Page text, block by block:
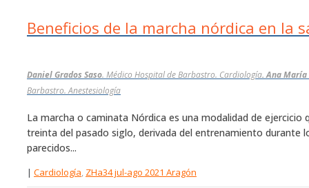
Beneficios de la marcha nórdica en la
Daniel Grados Saso. Médico Hospital de Barbastro. Cardiología. Ana
Barbastro. Anestesiología
La marcha o caminata Nórdica es una modalidad de
treinta del pasado siglo, derivada del entrenamiento durante
parecidos...
| Cardiología, ZHa34 jul-ago 2021 Aragón